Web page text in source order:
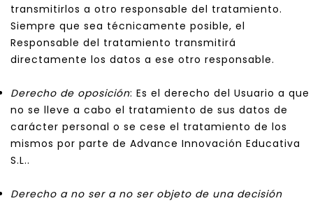
transmitirlos a otro responsable del tratamiento.
Siempre que sea técnicamente posible, el
Responsable del tratamiento transmitirá
directamente los datos a ese otro responsable.
Derecho de oposición: Es el derecho del Usuario a que
no se lleve a cabo el tratamiento de sus datos de
carácter personal o se cese el tratamiento de los
mismos por parte de Advance Innovación Educativa
S.L..
Derecho a no ser a no ser objeto de una decisión